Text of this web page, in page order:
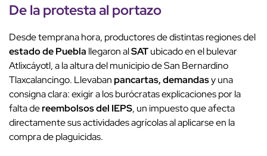
De la protesta al portazo
Desde temprana hora, productores de distintas regiones del
estado de Puebla llegaron alSATubicado en el bulevar
Atlixcáyotl, a la altura del municipio de San Bernardino
Tlaxcalancingo. Llevabanpancartas, demandasy una
consigna clara: exigir a los burócratas explicaciones por la
falta dereembolsos del IEPS, un impuesto que afecta
directamente sus actividades agrícolas al aplicarse en la
compra de plaguicidas.